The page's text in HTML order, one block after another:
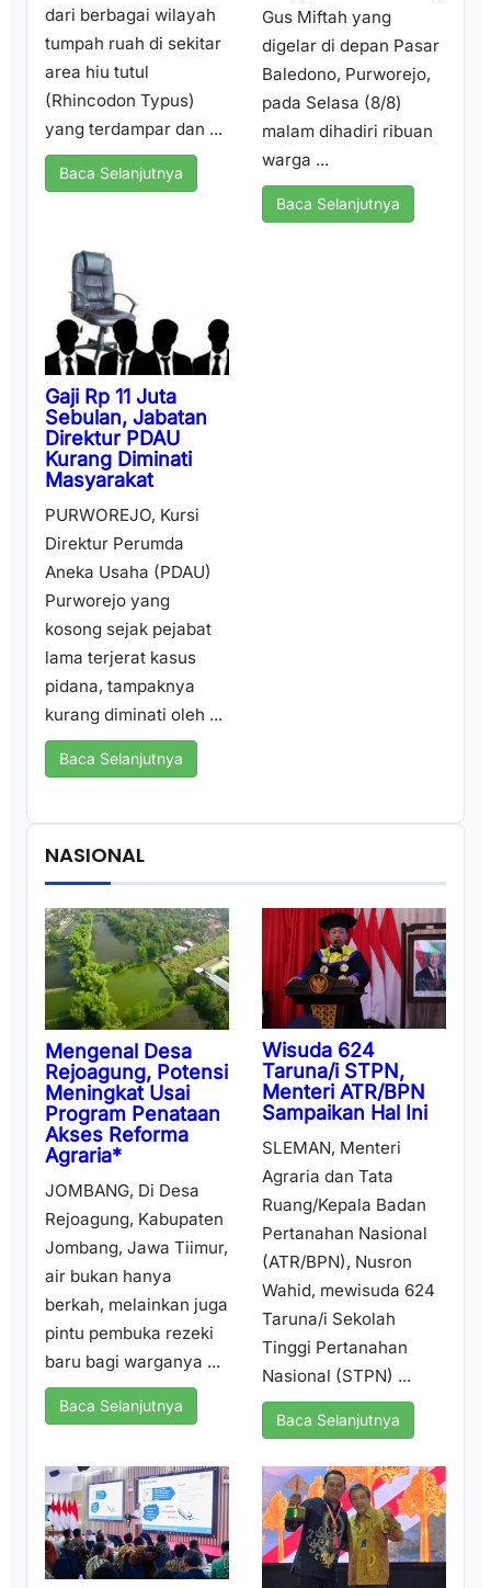
dari berbagai wilayah
tumpah ruah di sekitar
area hiu tutul
(Rhincodon Typus)
yang terdampar dan ...
Baca Selanjutnya
Gus Miftah yang
digelar di depan Pasar
Baledono, Purworejo,
pada Selasa (8/8)
malam dihadiri ribuan
warga ...
Baca Selanjutnya
Gaji Rp 11 Juta
Sebulan, Jabatan
Direktur PDAU
Kurang Diminati
Masyarakat
PURWOREJO, Kursi
Direktur Perumda
Aneka Usaha (PDAU)
Purworejo yang
kosong sejak pejabat
lama terjerat kasus
pidana, tampaknya
kurang diminati oleh ...
Baca Selanjutnya
NASIONAL
Mengenal Desa
Rejoagung, Potensi
Meningkat Usai
Program Penataan
Akses Reforma
Agraria*
JOMBANG, Di Desa
Rejoagung, Kabupaten
Jombang, Jawa Tiimur,
air bukan hanya
berkah, melainkan juga
pintu pembuka rezeki
baru bagi warganya ...
Baca Selanjutnya
Wisuda 624
Taruna/i STPN,
Menteri ATR/BPN
Sampaikan Hal Ini
SLEMAN, Menteri
Agraria dan Tata
Ruang/Kepala Badan
Pertanahan Nasional
(ATR/BPN), Nusron
Wahid, mewisuda 624
Taruna/i Sekolah
Tinggi Pertanahan
Nasional (STPN) ...
Baca Selanjutnya